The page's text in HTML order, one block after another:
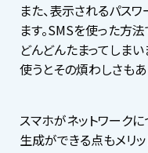
また、表示されるパス
ます。SMSを使った方
どんどんたまってしま
使うとその煩わしさもあ
スマホがネットワーク
生成ができる点もメリッ